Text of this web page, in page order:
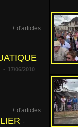
+ d'articles...
- 17/06/2010
+ d'articles...
-